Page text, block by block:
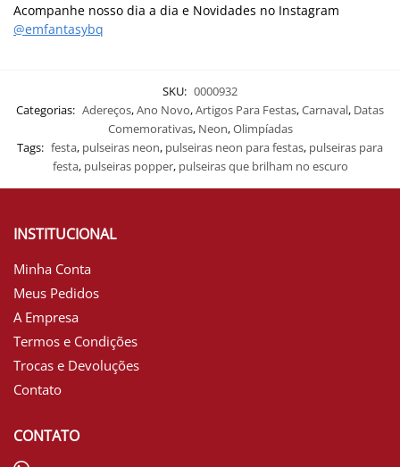
Acompanhe nosso dia a dia e Novidades no Instagram
@emfantasybq
SKU: 0000932
Categorias: Adereços,Ano Novo,Artigos Para Festas,Carnaval, Datas
Comemorativas, Neon,Olimpíadas
Tags: festa, pulseiras neon, pulseiras neon para festas, pulseiras para
festa, pulseiras popper, pulseiras que brilham no escuro
INSTITUCIONAL
Minha Conta
Meus Pedidos
A Empresa
Termos e Condições
Trocas e Devoluções
Contato
CONTATO